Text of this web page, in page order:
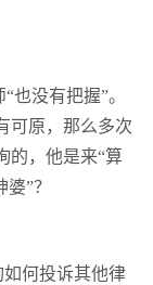
也没有把握”。
可原，那么多次
的，他是来“算
”？
如何投诉其他律